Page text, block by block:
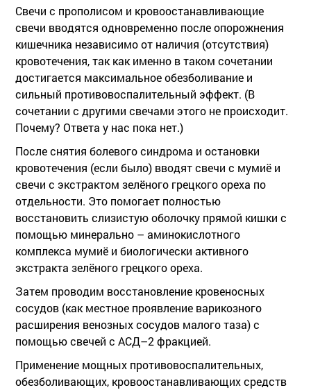
Свечи с прополисом и кровоостанавливающие
свечи вводятся одновременно после опорожнения
кишечника независимо от наличия (отсутствия)
кровотечения, так как именно в таком сочетании
достигается максимальное обезболивание и
сильный противовоспалительный эффект. (В
сочетании с другими свечами этого не происходит.
Почему? Ответа у нас пока нет.)
После снятия болевого синдрома и остановки
кровотечения (если было) вводят свечи с мумиё и
свечи с экстрактом зелёного грецкого ореха по
отдельности. Это помогает полностью
восстановить слизистую оболочку прямой кишки с
помощью минерально – аминокислотного
комплекса мумиё и биологически активного
экстракта зелёного грецкого ореха.
Затем проводим восстановление кровеносных
сосудов (как местное проявление варикозного
расширения венозных сосудов малого таза) с
помощью свечей с АСД–2 фракцией.
Применение мощных противовоспалительных,
обезболивающих, кровоостанавливающих средств